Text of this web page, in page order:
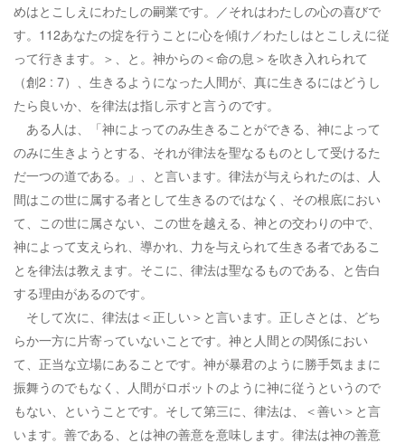
めはとこしえにわたしの嗣業です。／それはわたしの心の喜びで
す。112あなたの掟を行うことに心を傾け／わたしはとこしえに従
って行きます。＞、と。神からの＜命の息＞を吹き入れられて
（創2 : 7）、生きるようになった人間が、真に生きるにはどうし
たら良いか、を律法は指し示すと言うのです。
ある人は、「神によってのみ生きることができる、神によって
のみに生きようとする、それが律法を聖なるものとして受けるた
だ一つの道である。」、と言います。律法が与えられたのは、人
間はこの世に属する者として生きるのではなく、その根底におい
て、この世に属さない、この世を越える、神との交わりの中で、
神によって支えられ、導かれ、力を与えられて生きる者であるこ
とを律法は教えます。そこに、律法は聖なるものである、と告白
する理由があるのです。
そして次に、律法は＜正しい＞と言います。正しさとは、どち
らか一方に片寄っていないことです。神と人間との関係におい
て、正当な立場にあることです。神が暴君のように勝手気ままに
振舞うのでもなく、人間がロボットのように神に従うというので
もない、ということです。そして第三に、律法は、＜善い＞と言
います。善である、とは神の善意を意味します。律法は神の善意